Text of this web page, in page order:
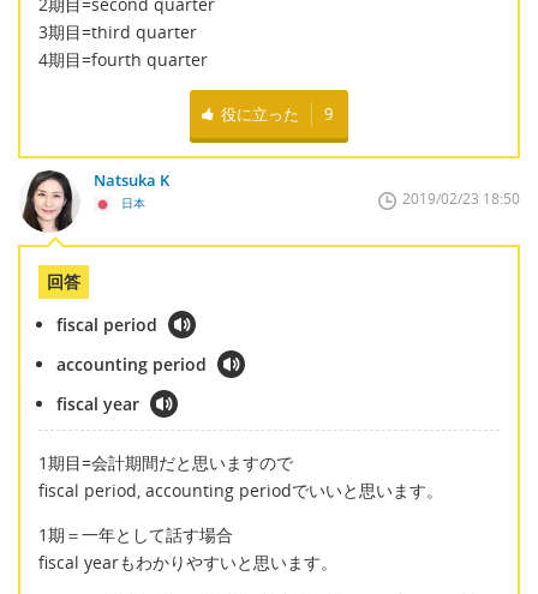
3期目=third quarter
4期目=fourth quarter
役に立った 9
Natsuka K
日本 2019/02/23 18:50
回答
fiscal period
accounting period
fiscal year
1期目=会計期間だと思いますので
fiscal period, accounting periodでいいと思います。
1期＝一年として話す場合
fiscal yearもわかりやすいと思います。